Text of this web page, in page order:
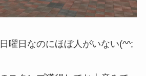
曜日なのにほぼ人がいない(^^;